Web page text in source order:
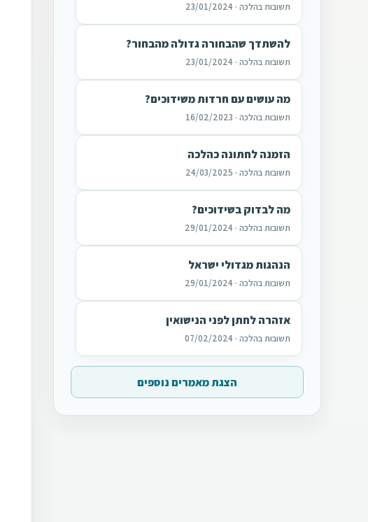
תשובות בהלכה · 23/01/2024
להשתדך שהבחורה גדולה מהבחור?
תשובות בהלכה · 23/01/2024
מה עושים עם חרדות משידוכים?
תשובות בהלכה · 16/02/2023
הזמנה לחתונה כהלכה
תשובות בהלכה · 24/03/2025
מה לבדוק בשידוכים?
תשובות בהלכה · 29/01/2024
הנהגות מגדולי ישראל
תשובות בהלכה · 29/01/2024
אזהרה לחתן לפני הנישואין
תשובות בהלכה · 07/02/2024
הצגת מאמרים נוספים